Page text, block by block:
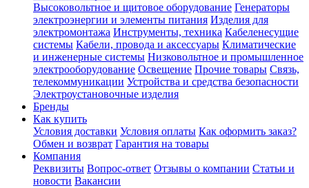
Высоковольтное и щитовое оборудование Генераторы
электроэнергии и элементы питания Изделия для
электромонтажа Инструменты, техника Кабеленесущие
системы Кабели, провода и аксессуары Климатические
и инженерные системы Низковольтное и промышленное
электрооборудование Освещение Прочие товары Связь,
телекоммуникации Устройства и средства безопасности
Электроустановочные изделия
Бренды
Как купить
Условия доставки Условия оплаты Как оформить заказ?
Обмен и возврат Гарантия на товары
Компания
Реквизиты Вопрос-ответ Отзывы о компании Статьи и
новости Вакансии